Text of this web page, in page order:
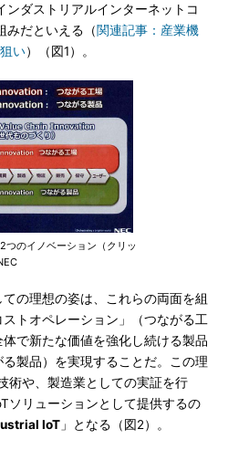
ンダストリアルインターネットコ
みだといえる（関連記事：産業機
い）（図1）。
つのイノベーション（クリッ
の理想の姿は、これらの両面を組
トオペレーション」（つながる工
で新たな価値を強化し続ける製品
製品）を実現することだ。この理
術や、製造業としての実証を行
ソリューションとして提供するの
IoT 」となる（図2）。